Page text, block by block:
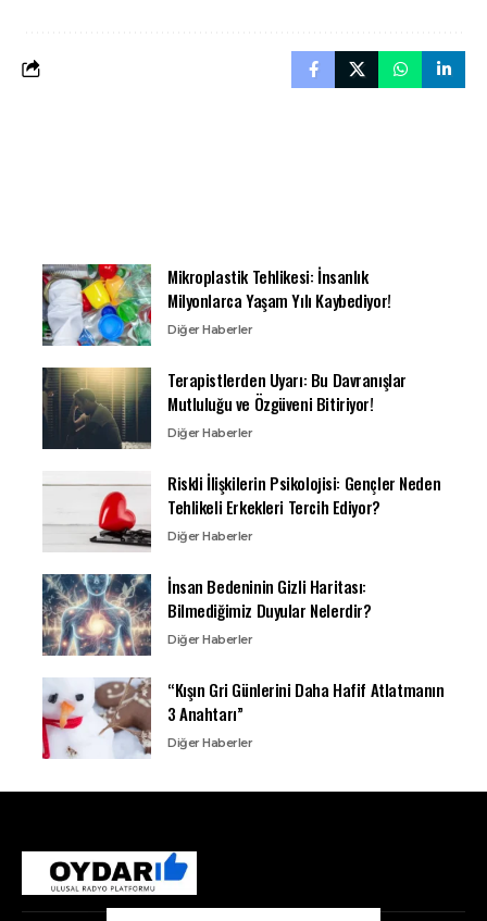
Mikroplastik Tehlikesi: İnsanlık
Milyonlarca Yaşam Yılı Kaybediyor!
Diğer Haberler
Terapistlerden Uyarı: Bu Davranışlar
Mutluluğu ve Özgüveni Bitiriyor!
Diğer Haberler
Riskli İlişkilerin Psikolojisi: Gençler Neden
Tehlikeli Erkekleri Tercih Ediyor?
Diğer Haberler
İnsan Bedeninin Gizli Haritası:
Bilmediğimiz Duyular Nelerdir?
Diğer Haberler
“Kışın Gri Günlerini Daha Hafif Atlatmanın
3 Anahtarı”
Diğer Haberler